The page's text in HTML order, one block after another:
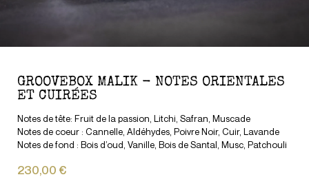
GROOVEBOX MALIK - NOTES ORIENTALES
ET CUIRÉES
Notes de tête: Fruit de la passion, Litchi, Safran, Muscade
Notes de coeur : Cannelle, Aldéhydes, Poivre Noir, Cuir, Lavande
Notes de fond : Bois d’oud, Vanille, Bois de Santal, Musc, Patchouli
230,00 €